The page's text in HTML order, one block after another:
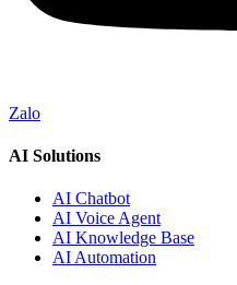
Zalo
AI Solutions
AI Chatbot
AI Voice Agent
AI Knowledge Base
AI Automation